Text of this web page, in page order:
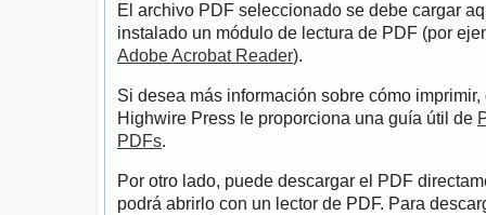
El archivo PDF seleccionado se debe cargar
instalado un módulo de lectura de PDF (por
Adobe Acrobat Reader).
Si desea más información sobre cómo
Highwire Press le proporciona una guía útil de
PDFs.
Por otro lado, puede descargar el PDF
podrá abrirlo con un lector de PDF. Para